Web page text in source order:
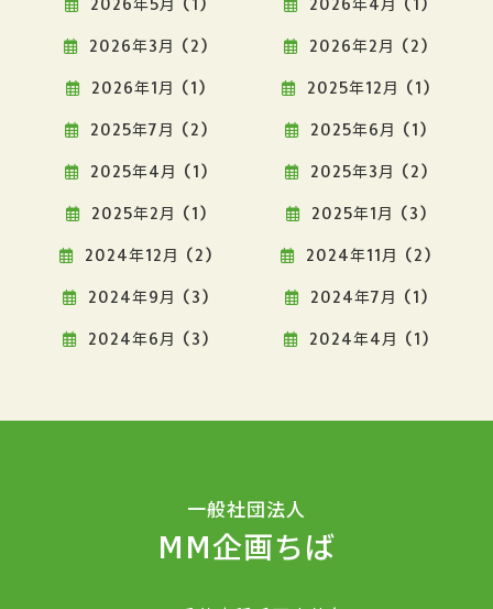
2026年5月 (1) 2026年4月 (1)
2026年3月 (2) 2026年2月 (2)
2026年1月 (1) 2025年12月 (1)
2025年7月 (2) 2025年6月 (1)
2025年4月 (1) 2025年3月 (2)
2025年2月 (1) 2025年1月 (3)
2024年12月 (2) 2024年11月 (2)
2024年9月 (3) 2024年7月 (1)
2024年6月 (3) 2024年4月 (1)
一般社団法人
MM企画ちば